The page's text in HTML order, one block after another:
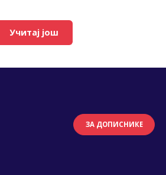
Учитај још
ЗА ДОПИСНИКЕ